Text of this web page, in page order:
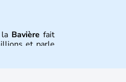
Bavière fait
et parle